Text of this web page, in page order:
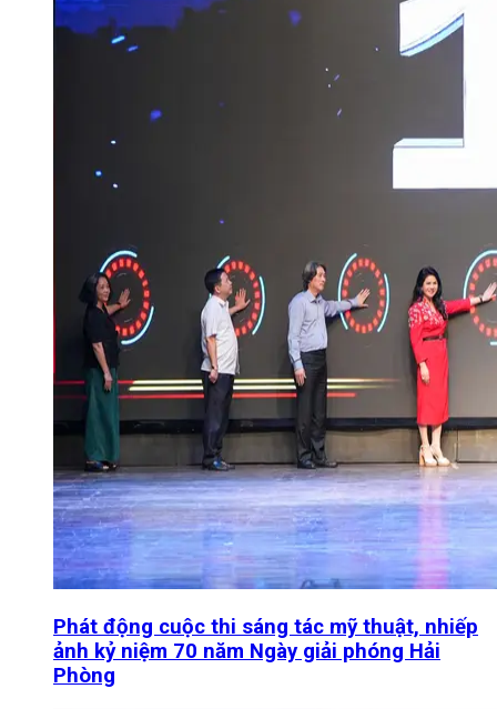
Phát động cuộc thi sáng tác mỹ thuật, nhiếp
ảnh kỷ niệm 70 năm Ngày giải phóng Hải
Phòng